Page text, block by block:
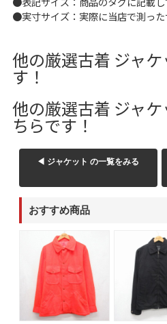
W37以上
Search by Maniac マニアッ
バンド
Tシャツ
アニメ
Tシャ
すべてのマニアックを
Search by Period 年代から探す
90年代
●実寸サイズ：実際に当店で測っ
他の厳選古着 ジャ
す！
他の厳選古着 ジャ
ちらです！
◀ ジャケット の一覧をみる
おすすめ商品